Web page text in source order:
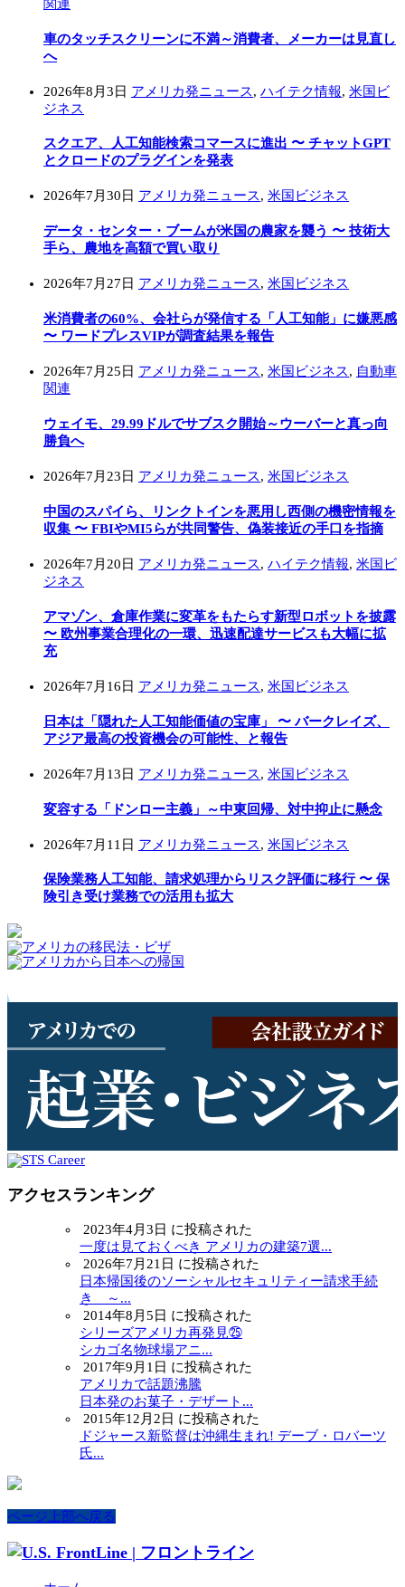
関連
車のタッチスクリーンに不満～消費者、メーカーは見直し
へ
2026年8月3日 アメリカ発ニュース, ハイテク情報, 米国ビ
ジネス
スクエア、人工知能検索コマースに進出 〜 チャットGPT
とクロードのプラグインを発表
2026年7月30日 アメリカ発ニュース, 米国ビジネス
データ・センター・ブームが米国の農家を襲う 〜 技術大
手ら、農地を高額で買い取り
2026年7月27日 アメリカ発ニュース, 米国ビジネス
米消費者の60%、会社らが発信する「人工知能」に嫌悪感
〜 ワードプレスVIPが調査結果を報告
2026年7月25日 アメリカ発ニュース, 米国ビジネス, 自動車
関連
ウェイモ、29.99ドルでサブスク開始～ウーバーと真っ向
勝負へ
2026年7月23日 アメリカ発ニュース, 米国ビジネス
中国のスパイら、リンクトインを悪用し西側の機密情報を
収集 〜 FBIやMI5らが共同警告、偽装接近の手口を指摘
2026年7月20日 アメリカ発ニュース, ハイテク情報, 米国ビ
ジネス
アマゾン、倉庫作業に変革をもたらす新型ロボットを披露
〜 欧州事業合理化の一環、迅速配達サービスも大幅に拡
充
2026年7月16日 アメリカ発ニュース, 米国ビジネス
日本は「隠れた人工知能価値の宝庫」 〜 バークレイズ、
アジア最高の投資機会の可能性、と報告
2026年7月13日 アメリカ発ニュース, 米国ビジネス
変容する「ドンロー主義」～中東回帰、対中抑止に懸念
2026年7月11日 アメリカ発ニュース, 米国ビジネス
保険業務人工知能、請求処理からリスク評価に移行 〜 保
険引き受け業務での活用も拡大
アクセスランキング
2023年4月3日 に投稿された
一度は見ておくべき アメリカの建築7選...
2026年7月21日 に投稿された
日本帰国後のソーシャルセキュリティー請求手続
き ～...
2014年8月5日 に投稿された
シリーズアメリカ再発見㉕
シカゴ名物球場アニ...
2017年9月1日 に投稿された
アメリカで話題沸騰
日本発のお菓子・デザート...
2015年12月2日 に投稿された
ドジャース新監督は沖縄生まれ! デーブ・ロバーツ
氏...
ページ上部へ戻る